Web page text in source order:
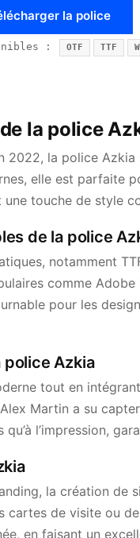
la police
: OTF TTF
la police
la police
elle est parfaite
touche de style
de la police
notamment
comme Adobe
pour les
police Azkia
tout en
Martin a su capter
l’impression,
la création de
cartes de visite ou
en faisant un